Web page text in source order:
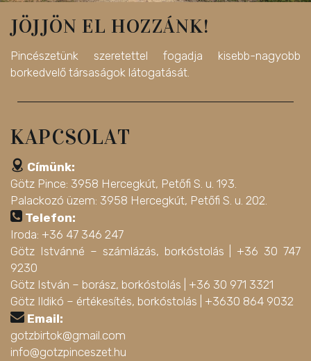
JÖJJÖN EL HOZZÁNK!
Pincészetünk szeretettel fogadja kisebb-nagyobb
borkedvelő társaságok látogatását.
KAPCSOLAT
Címünk:
Götz Pince: 3958 Hercegkút, Petőfi S. u. 193.
Palackozó üzem: 3958 Hercegkút, Petőfi S. u. 202.
Telefon:
Iroda: +36 47 346 247
Götz Istvánné – számlázás, borkóstolás | +36 30 747
9230
Götz István – borász, borkóstolás | +36 30 971 3321
Götz Ildikó – értékesítés, borkóstolás | +3630 864 9032
Email:
gotzbirtok@gmail.com
info@gotzpinceszet.hu